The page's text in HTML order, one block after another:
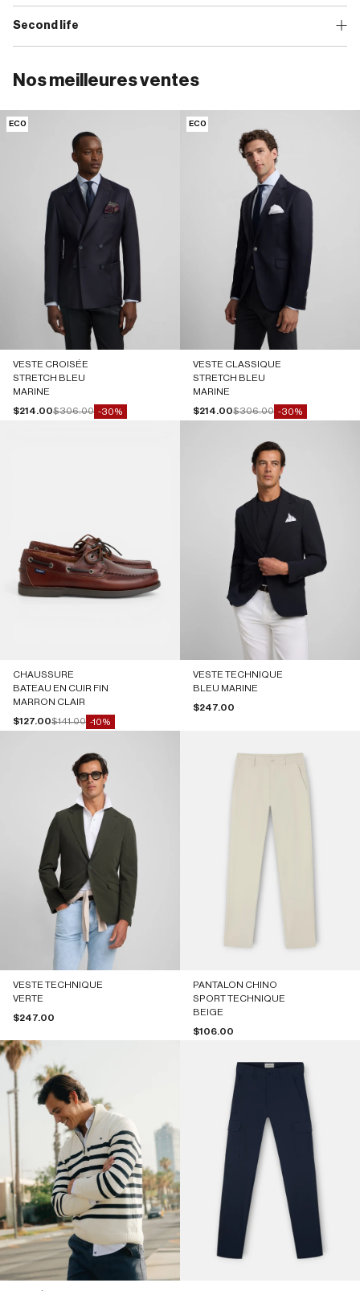
Second life
Nos meilleures ventes
ECO
VESTE CROISÉE
STRETCH BLEU
MARINE
Prix de vente
$214.00Prix normal
$306.00 -30%
ECO
VESTE CLASSIQUE
STRETCH BLEU
MARINE
Prix de vente
$214.00Prix normal
$306.00 -30%
CHAUSSURE
BATEAU EN CUIR FIN
MARRON CLAIR
Prix de vente
$127.00Prix normal
$141.00 -10%
VESTE TECHNIQUE
BLEU MARINE
Prix de vente
$247.00
VESTE TECHNIQUE
VERTE
Prix de vente
$247.00
PANTALON CHINO
SPORT TECHNIQUE
BEIGE
Prix de vente
$106.00